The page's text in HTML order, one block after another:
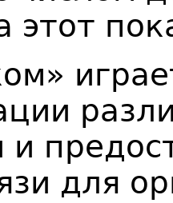
этот
и
для